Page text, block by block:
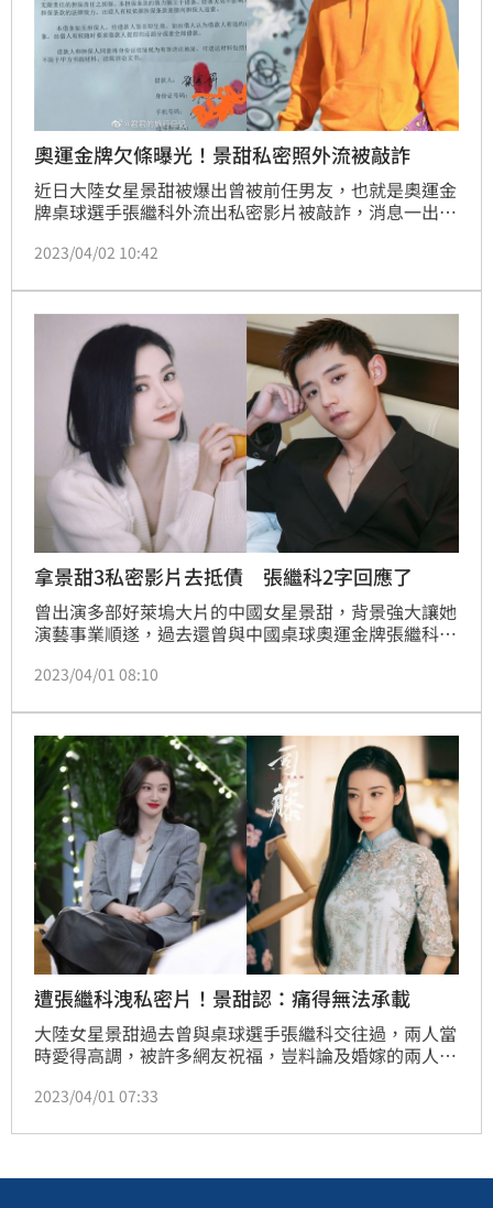
奧運金牌欠條曝光！景甜私密照外流被敲詐
近日大陸女星景甜被爆出曾被前任男友，也就是奧運金
牌桌球選手張繼科外流出私密影片被敲詐，消息一出震
聲明，並且在今（2日）表示會做出提告動作，卻沒想
文寫出張繼科如何流出景甜私密影片，並有500萬人民
幣（約2250萬元台幣）的欠條為物證。
2023/04/02 10:42
拿景甜3私密影片去抵債 張繼科2字回應了
曾出演多部好萊塢大片的中國女星景甜，背景強大讓她
演藝事業順遂，過去還曾與中國桌球奧運金牌張繼科有
接神隱。本以為景甜是因為情傷太重，卻不料近日爆出
發2聲明駁斥，但隨著越來越多人爆料發聲，可以看出
張繼科的駁斥沒有太大意義，而有記者致電直接詢問，
遭到他2個字回應讓網友直接怒轟「渣男！」
2023/04/01 08:10
遭張繼科洩私密片！景甜認：痛得無法承載
大陸女星景甜過去曾與桌球選手張繼科交往過，兩人當
時愛得高調，被許多網友祝福，豈料論及婚嫁的兩人後
只是單純走不出情傷，豈料上月30日開始有人爆出張繼
震驚，如今看景甜過去受訪內容，她曾坦言2019年，
全靠角色拯救了她，讓如今的景甜可以重回螢光幕前。
2023/04/01 07:33